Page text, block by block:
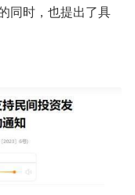
同时，也提出了具